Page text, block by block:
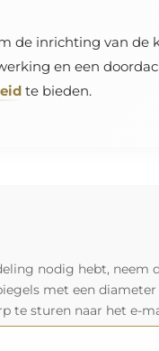
de inrichting van de
en een
te bieden.
nodig hebt,
met een diameter
te sturen naar het e-